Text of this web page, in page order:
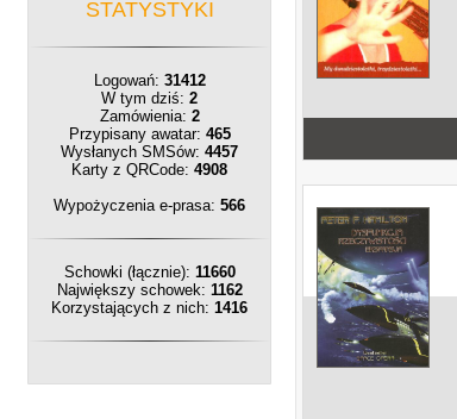
STATYSTYKI
Logowań: 31412
W tym dziś: 2
Zamówienia: 2
Przypisany awatar: 465
Wysłanych SMSów: 4457
Karty z QRCode: 4908
Wypożyczenia e-prasa: 566
Schowki (łącznie): 11660
Największy schowek: 1162
Korzystających z nich: 1416